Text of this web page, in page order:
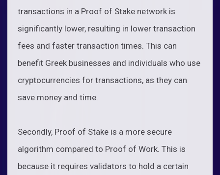
transactions in a Proof of Stake network is
significantly lower, resulting in lower transaction
fees and faster transaction times. This can
benefit Greek businesses and individuals who use
cryptocurrencies for transactions, as they can
save money and time.
Secondly, Proof of Stake is a more secure
algorithm compared to Proof of Work. This is
because it requires validators to hold a certain